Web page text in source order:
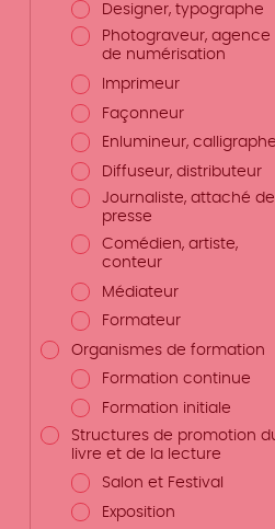
Designer, typographe
Photograveur, agence
de numérisation
Imprimeur
Façonneur
Enlumineur, calligraphe
Diffuseur, distributeur
Journaliste, attaché de
presse
Comédien, artiste,
conteur
Médiateur
Formateur
Organismes de formation
Formation continue
Formation initiale
Structures de promotion
livre et de la lecture
Salon et Festival
Exposition